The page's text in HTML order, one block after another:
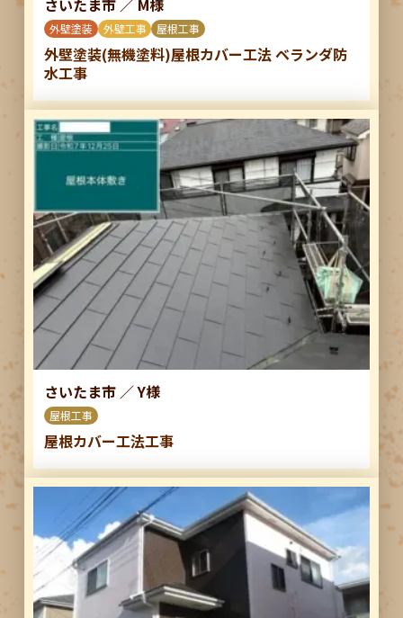
外壁塗装 外壁工事 屋根工事
外壁塗装(無機塗料)屋根カバー工法 ベランダ防
水工事
さいたま市 ／Y様
屋根工事
屋根カバー工法工事